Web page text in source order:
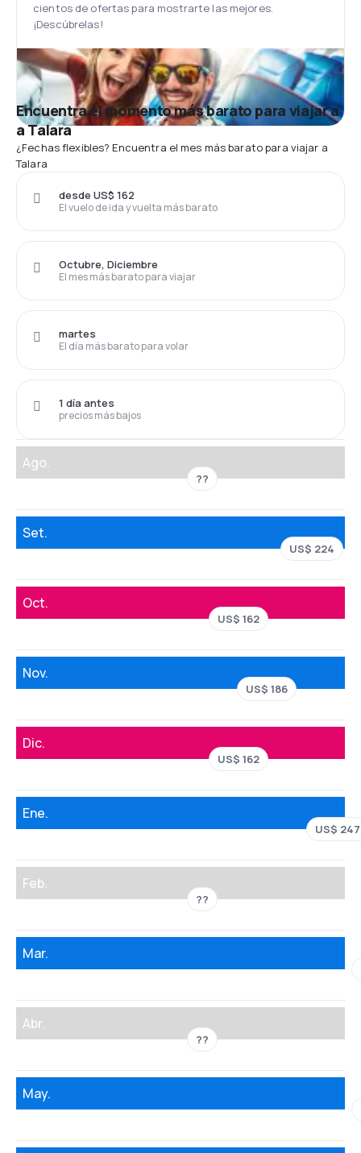
cientos de ofertas para mostrarte las mejores.
¡Descúbrelas!
Encuentra el momento más barato para viajar a
a Talara
¿Fechas flexibles? Encuentra el mes más barato para viajar a
Talara
El vuelo de ida y vuelta más barato
desde US$ 162
El mes más barato para viajar
Octubre, Diciembre
El día más barato para volar
martes
precios más bajos
1 día antes
Ago.
??
Set.
US$ 224
Oct.
US$ 162
Nov.
US$ 186
Dic.
US$ 162
Ene.
US$ 247
Feb.
??
Mar.
Abr.
??
May.